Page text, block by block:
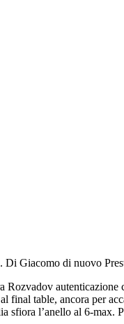
Di Giacomo di nuovo
final table, ancora per
sfiora l’anello al 6-max.